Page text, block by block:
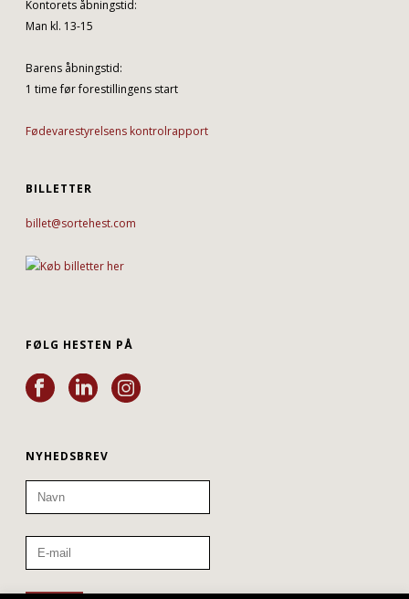
Kontorets åbningstid:
Man kl. 13-15
Barens åbningstid:
1 time før forestillingens start
Fødevarestyrelsens kontrolrapport
BILLETTER
billet@sortehest.com
FØLG HESTEN PÅ
NYHEDSBREV